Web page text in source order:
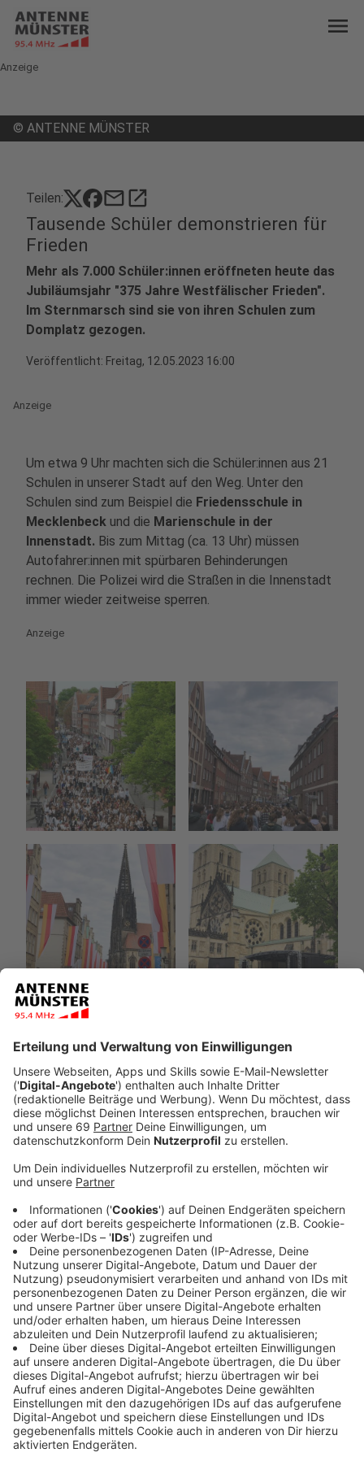
menu
Anzeige
© ANTENNE MÜNSTER
Teilen: mailopen_in_new
Tausende Schüler demonstrieren für
Frieden
Mehr als 7.000 Schüler:innen eröffneten heute das
Jubiläumsjahr "375 Jahre Westfälischer Frieden".
Im Sternmarsch sind sie von ihren Schulen zum
Domplatz gezogen.
Veröffentlicht: Freitag, 12.05.2023 16:00
Anzeige
Um etwa 9 Uhr machten sich die Schüler:innen aus 21
Schulen in unserer Stadt auf den Weg. Unter den
Schulen sind zum Beispiel die Friedensschule in
Mecklenbeck und die Marienschule in der
Innenstadt. Bis zum Mittag (ca. 13 Uhr) müssen
Autofahrer:innen mit spürbaren Behinderungen
rechnen. Die Polizei wird die Straßen in die Innenstadt
immer wieder zeitweise sperren.
Anzeige